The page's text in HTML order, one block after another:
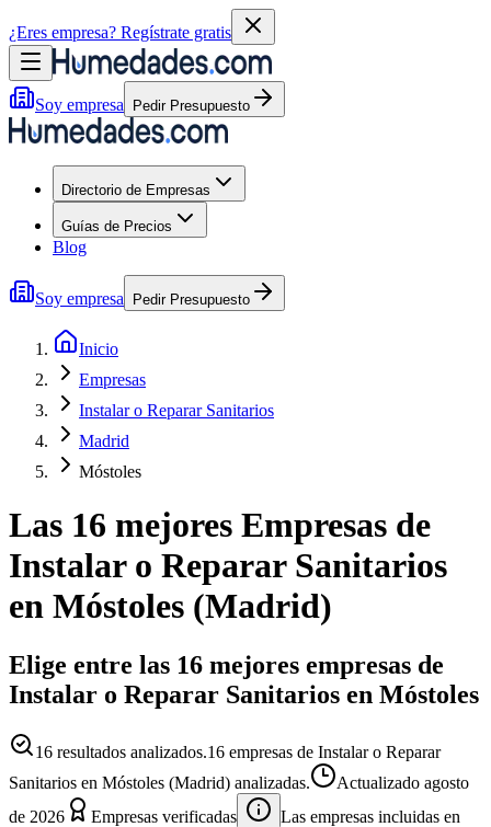
¿Eres empresa? Regístrate gratis
Soy empresa Pedir Presupuesto
Directorio de Empresas
Guías de Precios
Blog
Soy empresa Pedir Presupuesto
Inicio
Empresas
Instalar o Reparar Sanitarios
Madrid
Móstoles
Las 16 mejores Empresas de
Instalar o Reparar Sanitarios
en Móstoles (Madrid)
Elige entre las 16 mejores empresas de
Instalar o Reparar Sanitarios en Móstoles
16 resultados analizados.16 empresas de Instalar o Reparar
Sanitarios en Móstoles (Madrid) analizadas.
Actualizado agosto
de 2026
Empresas verificadas
Las empresas incluidas en